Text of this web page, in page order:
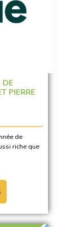
DE
PIERRE
de
riche que